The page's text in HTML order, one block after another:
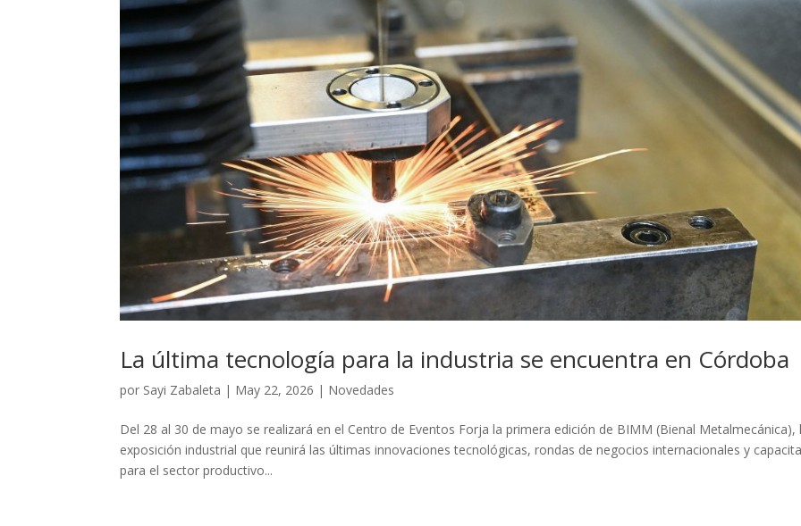
La última tecnología para la industria se encuentra en Córdoba
por Sayi Zabaleta | May 22, 2026 | Novedades
Del 28 al 30 de mayo se realizará en el Centro de Eventos Forja la primera edición de BIMM (Bienal Metalmecánica),
exposición industrial que reunirá las últimas innovaciones tecnológicas, rondas de negocios internacionales y
para el sector productivo...